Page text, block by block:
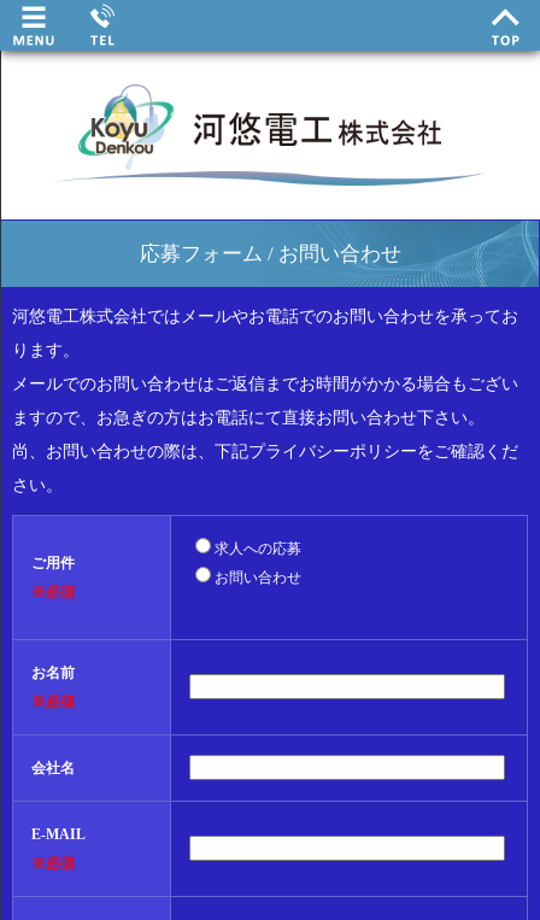
応募フォーム / お問い合わせ
河悠電工株式会社ではメールやお電話でのお問い合わせを承ってお
ります。
メールでのお問い合わせはご返信までお時間がかかる場合もござい
ますので、お急ぎの方はお電話にて直接お問い合わせ下さい。
尚、お問い合わせの際は、下記プライバシーポリシーをご確認くだ
さい。
ご用件
※必須
求人への応募
お問い合わせ
お名前
※必須
会社名
E-MAIL
※必須